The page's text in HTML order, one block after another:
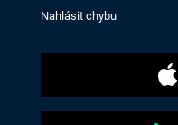
Nahlásit chybu